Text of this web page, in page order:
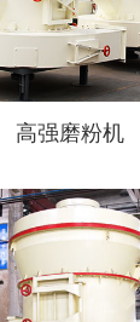
高强磨粉机